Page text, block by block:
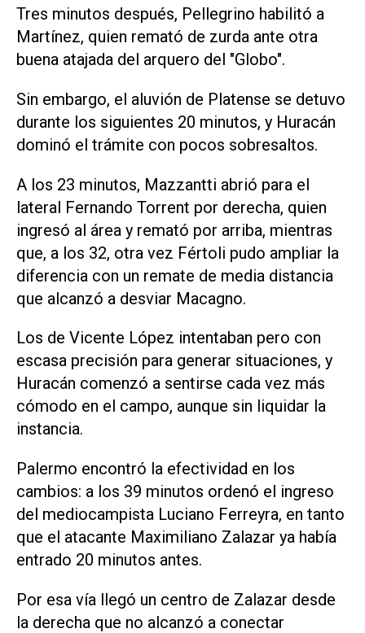
Tres minutos después, Pellegrino habilitó a
Martínez, quien remató de zurda ante otra
buena atajada del arquero del "Globo".
Sin embargo, el aluvión de Platense se detuvo
durante los siguientes 20 minutos, y Huracán
dominó el trámite con pocos sobresaltos.
A los 23 minutos, Mazzantti abrió para el
lateral Fernando Torrent por derecha, quien
ingresó al área y remató por arriba, mientras
que, a los 32, otra vez Fértoli pudo ampliar la
diferencia con un remate de media distancia
que alcanzó a desviar Macagno.
Los de Vicente López intentaban pero con
escasa precisión para generar situaciones, y
Huracán comenzó a sentirse cada vez más
cómodo en el campo, aunque sin liquidar la
instancia.
Palermo encontró la efectividad en los
cambios: a los 39 minutos ordenó el ingreso
del mediocampista Luciano Ferreyra, en tanto
que el atacante Maximiliano Zalazar ya había
entrado 20 minutos antes.
Por esa vía llegó un centro de Zalazar desde
la derecha que no alcanzó a conectar